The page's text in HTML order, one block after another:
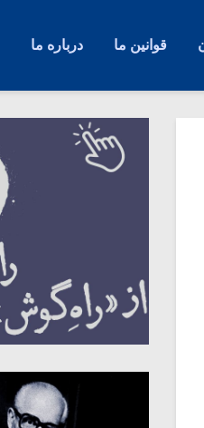
قوانین ما درباره ما